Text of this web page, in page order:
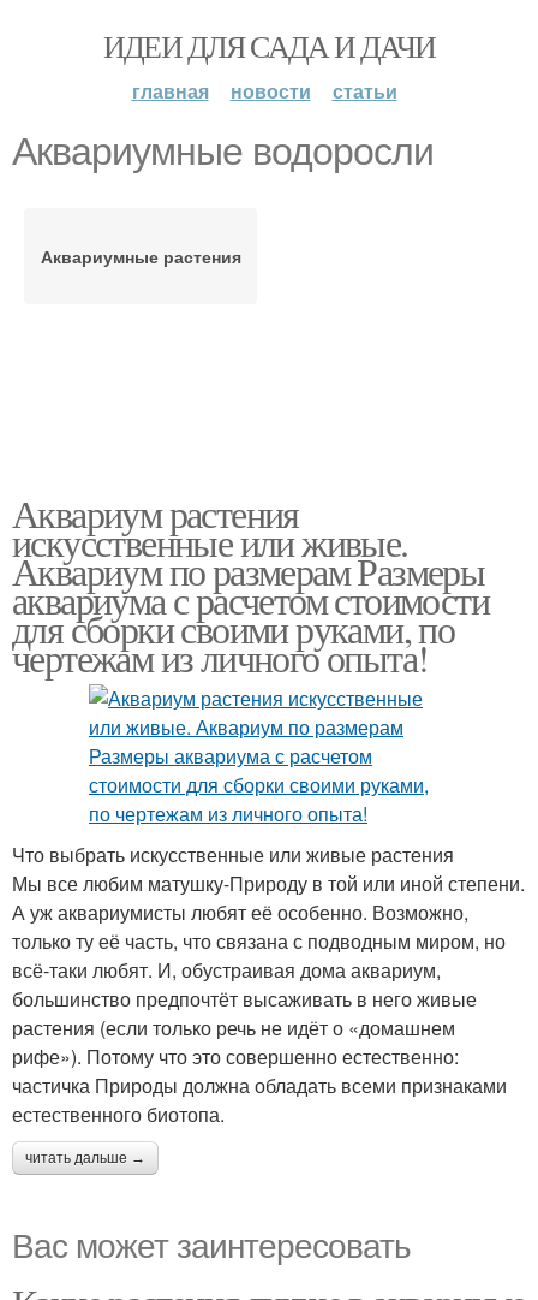
ИДЕИ ДЛЯ САДА И ДАЧИ
главная новости статьи
Аквариумные водоросли
Аквариумные растения
Аквариум растения
искусственные или живые.
Аквариум по размерам Размеры
аквариума с расчетом стоимости
для сборки своими руками, по
чертежам из личного опыта!
Что выбрать искусственные или живые растения
Мы все любим матушку-Природу в той или иной степени.
А уж аквариумисты любят её особенно. Возможно,
только ту её часть, что связана с подводным миром, но
всё-таки любят. И, обустраивая дома аквариум,
большинство предпочтёт высаживать в него живые
растения (если только речь не идёт о «домашнем
рифе»). Потому что это совершенно естественно:
частичка Природы должна обладать всеми признаками
естественного биотопа.
читать дальше →
Вас может заинтересовать